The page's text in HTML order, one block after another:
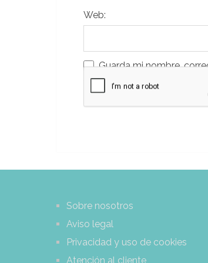
Web:
Guarda mi nombre,
que comente.
Sobre nosotros
Aviso legal
Privacidad y uso de cookies
Atención al cliente